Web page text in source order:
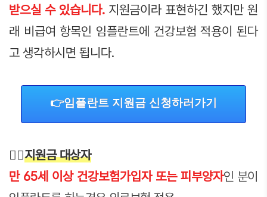
받으실 수 있습니다. 지원금이라 표현하긴 했지만 원
래 비급여 항목인 임플란트에 건강보험 적용이 된다
고 생각하시면 됩니다.
👉임플란트 지원금 신청하러가기
👉🏻지원금 대상자
만 65세 이상 건강보험가입자 또는 피부양자인 분이